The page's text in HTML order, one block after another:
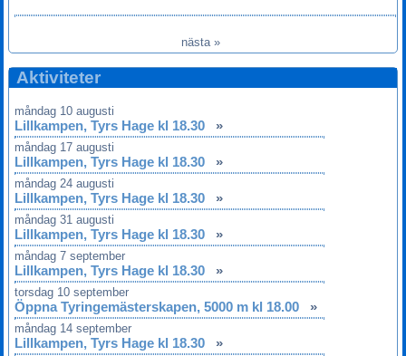
nästa »
Aktiviteter
måndag 10 augusti
Lillkampen, Tyrs Hage kl 18.30 »
måndag 17 augusti
Lillkampen, Tyrs Hage kl 18.30 »
måndag 24 augusti
Lillkampen, Tyrs Hage kl 18.30 »
måndag 31 augusti
Lillkampen, Tyrs Hage kl 18.30 »
måndag 7 september
Lillkampen, Tyrs Hage kl 18.30 »
torsdag 10 september
Öppna Tyringemästerskapen, 5000 m kl 18.00 »
måndag 14 september
Lillkampen, Tyrs Hage kl 18.30 »